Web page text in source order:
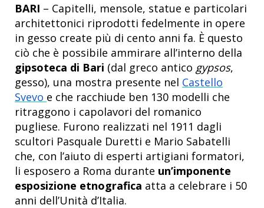
BARI – Capitelli, mensole, statue e particolari
architettonici riprodotti fedelmente in opere
in gesso create più di cento anni fa. È questo
ciò che è possibile ammirare all’interno della
gipsoteca di Bari (dal greco antico gypsos,
gesso), una mostra presente nel Castello
Svevo e che racchiude ben 130 modelli che
ritraggono i capolavori del romanico
pugliese. Furono realizzati nel 1911 dagli
scultori Pasquale Duretti e Mario Sabatelli
che, con l’aiuto di esperti artigiani formatori,
li esposero a Roma durante un’imponente
esposizione etnografica atta a celebrare i 50
anni dell’Unità d’Italia.